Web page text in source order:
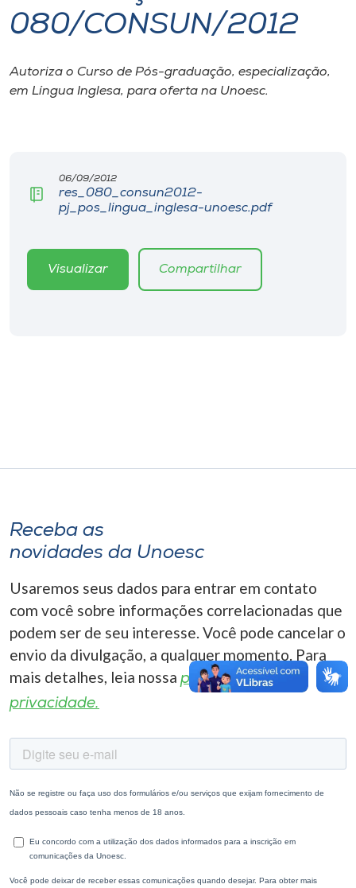
I.nova
Diplomados
Editora
o idioma
A+
A-
080/CONSUN/2012
Autoriza o Curso de Pós-graduação, especialização,
em Língua Inglesa, para oferta na Unoesc.
06/09/2012
res_080_consun2012-
pj_pos_lingua_inglesa-unoesc.pdf
Visualizar Compartilhar
Receba as
novidades da Unoesc
Usaremos seus dados para entrar em contato
com você sobre informações correlacionadas que
podem ser de seu interesse. Você pode cancelar o
envio da divulgação, a qualquer momento. Para
mais detalhes, leia nossa política de
privacidade.